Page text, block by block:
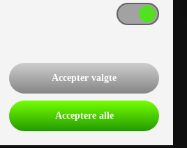
Accepter valgte
Acceptere alle